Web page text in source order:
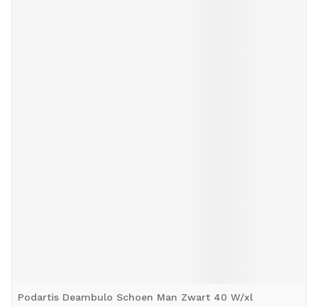
Podartis Deambulo Schoen Man Zwart 40 W/xl